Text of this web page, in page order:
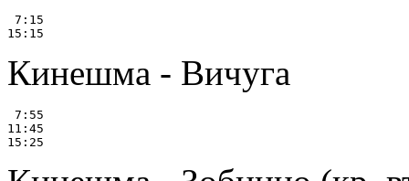
7:15
Кинешма - Вичуга
7:55
11:45